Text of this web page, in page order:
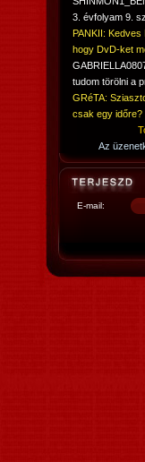
3. évfolyam 9.
PANKII: Kedves
hogy DvD-ket
tudom törölni a
GRéTA:
csak egy időre?
Az
E-mail: